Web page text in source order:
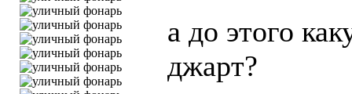
а до этого
джарт?